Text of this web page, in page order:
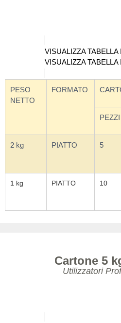
PESO
NETTO
FORMATO
PEZZI
2 kg PIATTO 5
1 kg PIATTO 10
VISUALIZZA
VISUALIZZA
Cartone 5
Utilizzatori